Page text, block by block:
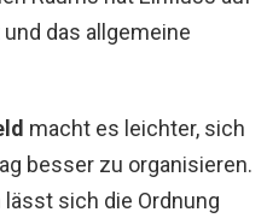
das allgemeine
macht es leichter, sich
besser zu organisieren.
sich die Ordnung